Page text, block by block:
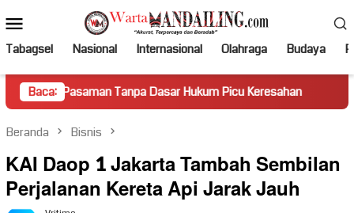
ke
kontenMobile
Tabagsel Nasional Internasional Olahraga Budaya
Baca:
Tanpa Dasar Hukum Picu Keresahan Truk Miring
Beranda Bisnis
KAI Daop 1 Jakarta Tambah Sembilan
Perjalanan Kereta Api Jarak Jauh